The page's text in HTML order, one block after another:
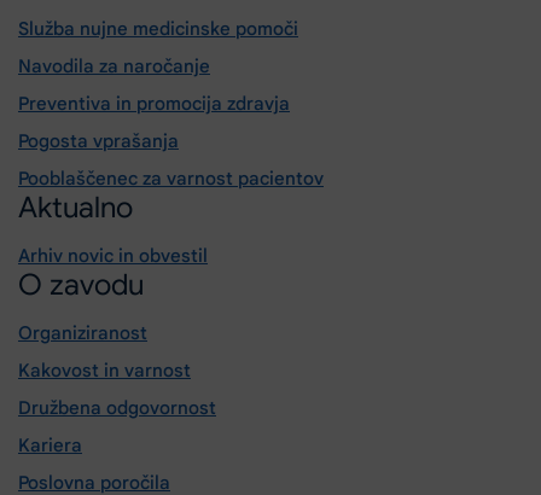
Služba nujne medicinske pomoči
Navodila za naročanje
Preventiva in promocija zdravja
Pogosta vprašanja
Pooblaščenec za varnost pacientov
Aktualno
Arhiv novic in obvestil
O zavodu
Organiziranost
Kakovost in varnost
Družbena odgovornost
Kariera
Poslovna poročila